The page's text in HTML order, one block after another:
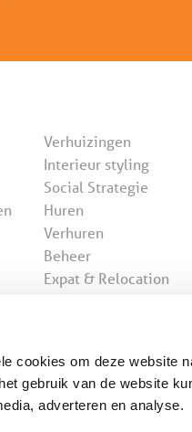
cookies om deze website
gebruik van de website
adverteren en analyse.
Verhuizingen
Interieur styling
Social Strategie
Huren
Verhuren
Beheer
Expat & Relocation
Makelaardij |